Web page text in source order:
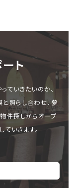
ト
ていきたいのか、
照らし合わせ、夢
件探しからオープ
いきます。